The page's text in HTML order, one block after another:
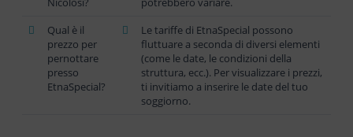
Qual è il
prezzo per
pernottare
presso
EtnaSpecial?
Le tariffe di EtnaSpecial possono
fluttuare a seconda di diversi elementi
(come le date, le condizioni della
struttura, ecc.). Per visualizzare i prezzi,
ti invitiamo a inserire le date del tuo
soggiorno.